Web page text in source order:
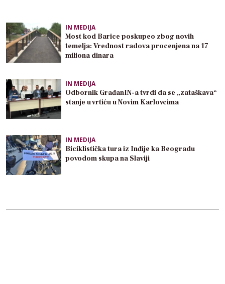
IN MEDIJA
Most kod Barice poskupeo zbog novih
temelja: Vrednost radova procenjena na 17
miliona dinara
IN MEDIJA
Odbornik GrađanIN-a tvrdi da se „zataškava“
stanje u vrtiću u Novim Karlovcima
IN MEDIJA
Biciklistička tura iz Inđije ka Beogradu
povodom skupa na Slaviji